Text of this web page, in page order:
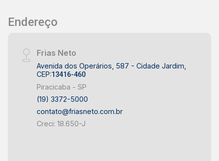
Endereço
Frias Neto
Avenida dos Operários, 587 - Cidade Jardim,
CEP:13416-460
Piracicaba - SP
(19) 3372-5000
contato@friasneto.com.br
Creci: 18.650-J